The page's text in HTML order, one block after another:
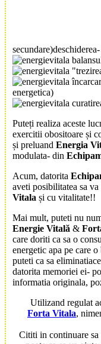
energetica)
Puteți realiza aceste
exercitii obositoare și
și preluand Energia
modulata- din
Acum, datorita
aveti posibilitatea sa
Vitala și cu vitalitate!!
Mai mult, puteti nu
Energie Vitală &
care doriti ca sa o
energetic apa pe care
puteti ca sa
datorita memoriei ei-
informatia originala,
Utilizand regulat
Forta Vitala,
Cititi in continuare sa